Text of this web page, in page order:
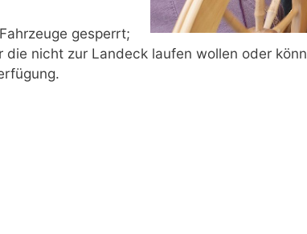
gesperrt;
nicht zur Landeck laufen wollen oder